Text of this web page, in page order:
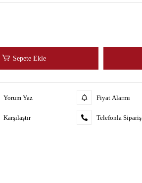
Sepete Ekle
Yorum Yaz
Karşılaştır
Fiyat Alarmı
Telefonla Sipariş